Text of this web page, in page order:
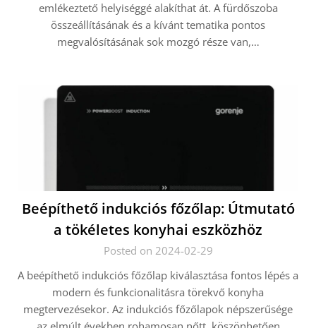
emlékeztető helyiséggé alakíthat át. A fürdőszoba
összeállításának és a kívánt tematika pontos
megvalósításának sok mozgó része van,…
Beépíthető indukciós főzőlap: Útmutató
a tökéletes konyhai eszközhöz
Posted on 2024-02-29
A beépíthető indukciós főzőlap kiválasztása fontos lépés a
modern és funkcionalitásra törekvő konyha
megtervezésekor. Az indukciós főzőlapok népszerűsége